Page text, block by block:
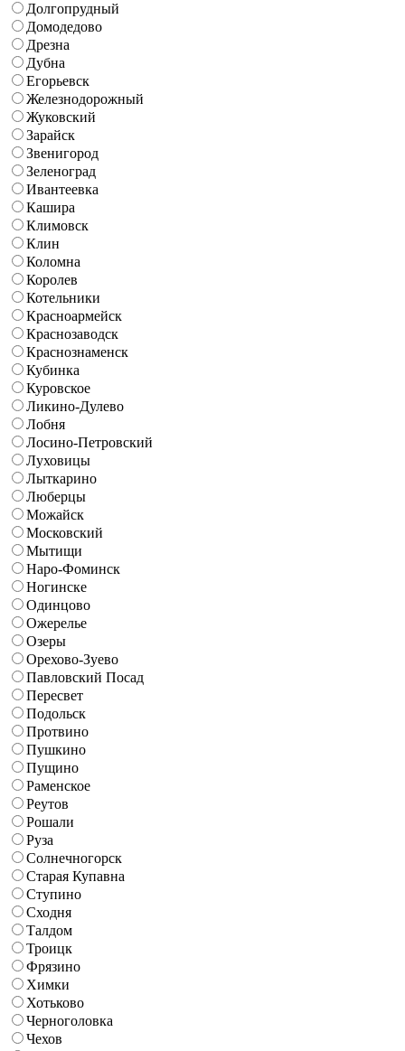
Долгопрудный
Домодедово
Дрезна
Дубна
Егорьевск
Железнодорожный
Жуковский
Зарайск
Звенигород
Зеленоград
Ивантеевка
Кашира
Климовск
Клин
Коломна
Королев
Котельники
Красноармейск
Краснозаводск
Краснознаменск
Кубинка
Куровское
Ликино-Дулево
Лобня
Лосино-Петровский
Луховицы
Лыткарино
Люберцы
Можайск
Московский
Мытищи
Наро-Фоминск
Ногинске
Одинцово
Ожерелье
Озеры
Орехово-Зуево
Павловский Посад
Пересвет
Подольск
Протвино
Пушкино
Пущино
Раменское
Реутов
Рошали
Руза
Солнечногорск
Старая Купавна
Ступино
Сходня
Талдом
Троицк
Фрязино
Химки
Хотьково
Черноголовка
Чехов